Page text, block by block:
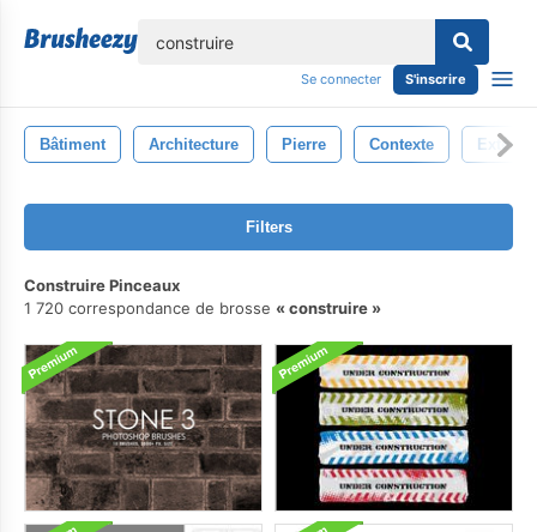
Se connecter S'inscrire
Bâtiment Architecture Pierre Contexte
Filters
Construire Pinceaux
1 720 correspondance de brosse
construire